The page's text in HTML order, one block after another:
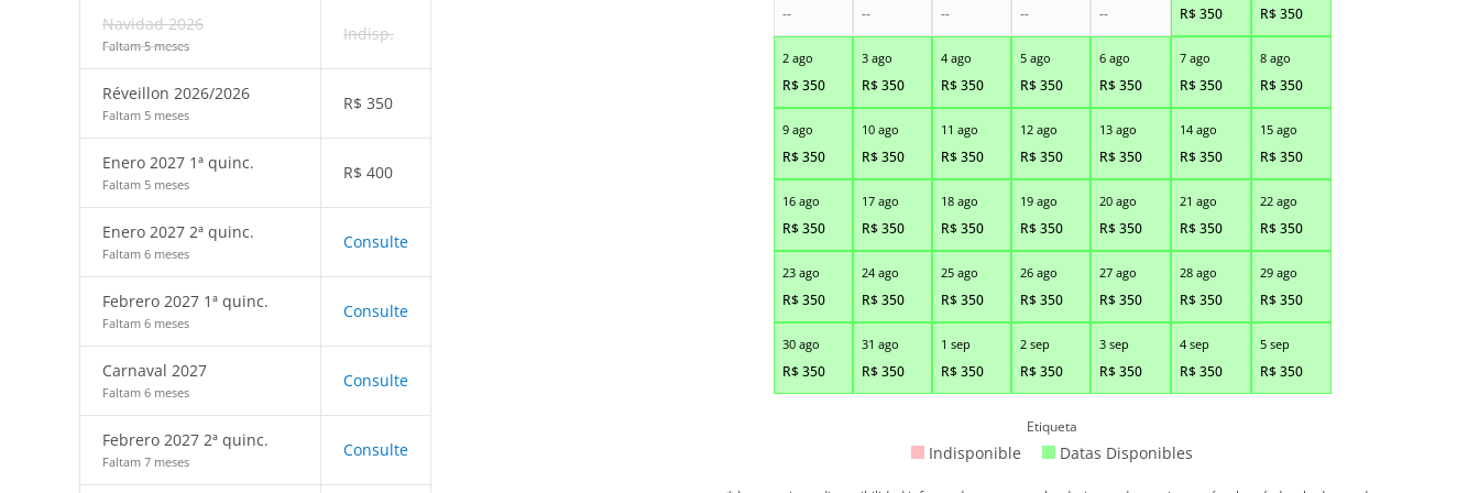
Navidad 2026
Faltam 5 meses
Indisp.
Réveillon 2026/2026
Faltam 5 meses
R$ 350
Enero 2027 1ª quinc.
Faltam 5 meses
R$ 400
Enero 2027 2ª quinc.
Faltam 6 meses
Consulte
Febrero 2027 1ª quinc.
Faltam 6 meses
Consulte
Carnaval 2027
Faltam 6 meses
Consulte
Febrero 2027 2ª quinc.
Faltam 7 meses
Consulte
-- -- -- -- -- R$350 R$350
2 ago
R$350
3 ago
R$350
4 ago
R$350
5 ago
R$350
6 ago
R$350
7 ago
R$350
8 ago
R$350
9 ago
R$350
10 ago
R$350
11 ago
R$350
12 ago
R$350
13 ago
R$350
14 ago
R$350
15 ago
R$350
16 ago
R$350
17 ago
R$350
18 ago
R$350
19 ago
R$350
20 ago
R$350
21 ago
R$350
22 ago
R$350
23 ago
R$350
24 ago
R$350
25 ago
R$350
26 ago
R$350
27 ago
R$350
28 ago
R$350
29 ago
R$350
30 ago
R$350
31 ago
R$350
1 sep
R$350
2 sep
R$350
3 sep
R$350
4 sep
R$350
5 sep
R$350
Etiqueta
Indisponible Datas Disponibles